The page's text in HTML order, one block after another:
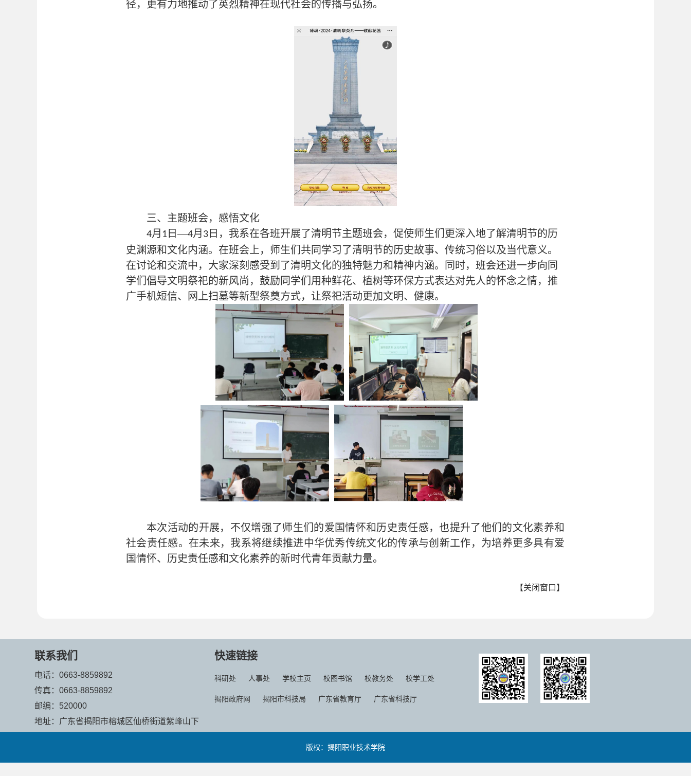
径，更有力地推动了英烈精神在现代社会的传播与弘扬。
三、主题班会，感悟文化
4月 1日—4月 3日， 我系在各班开展了 清明节主题班会，促使师生们更深入地了解清明节的历
史渊源和文化内涵。在班会上，师生们共同学习了清明节的历史故事、传统习俗以及当代意义。
在讨论和交流中，大家深刻感受到了清明文化的独特魅力和精神内涵。同时，班会还进一步向同
学们倡导文明祭祀的新风尚，鼓励同学们用种鲜花、植树等环保方式表达对先人的怀念之情，推
广手机短信、网上扫墓等新型祭奠方式，让祭祀活动更加文明、健康。
本次活动的开展， 不仅增强了 师生们的爱国情怀和历史责任感，也提升了 他们的文化素养和
社会责任感。在未来，我系将继续推进中华优秀传统文化的传承与创新工作，为培养更多具有爱
国情怀、历史责任感和文化素养的新时代青年贡献力量。
【关闭窗口】
联系我们
电话：0663-8859892
传真：0663-8859892
邮编：520000
地址：广东省揭阳市榕城区仙桥街道紫峰山下
快速链接
科研处 人事处 学校主页 校图书馆 校教务处 校学工处
揭阳政府网 揭阳市科技局 广东省教育厅 广东省科技厅
版权：揭阳职业技术学院